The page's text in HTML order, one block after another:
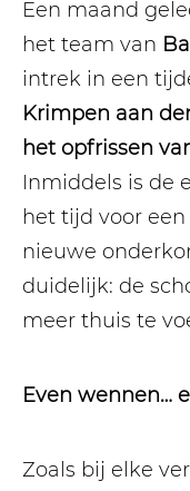
Een maand
het team van
intrek in een
Krimpen aan
het opfrissen
Inmiddels is de
het tijd voor
nieuwe
duidelijk: de
meer thuis te
Even wennen…
Zoals bij elke